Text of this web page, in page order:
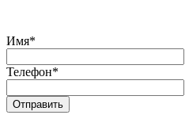
Имя*
Телефон*